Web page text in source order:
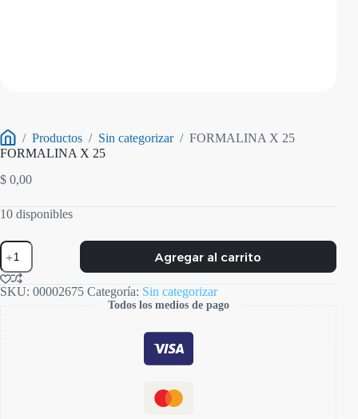
Inicio
/ Productos / Sin categorizar / FORMALINA X 25
FORMALINA X 25
$ 0,00
10 disponibles
FORMALINA
X
25
cantidad
Agregar al carrito
SKU: 00002675 Categoría: Sin categorizar
Todos los medios de pago